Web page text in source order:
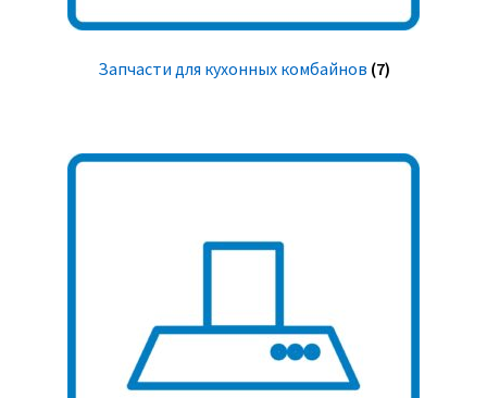
Запчасти для кухонных комбайнов (7)